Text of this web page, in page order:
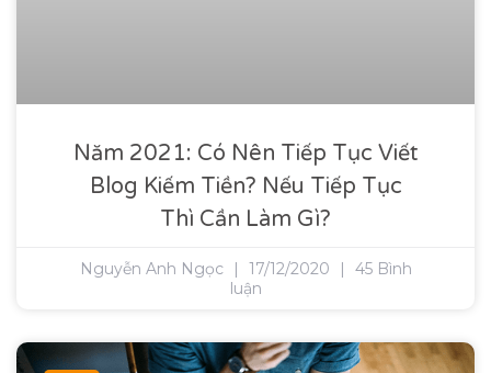
Năm 2021: Có Nên Tiếp Tục Viết
Blog Kiếm Tiền? Nếu Tiếp Tục
Thì Cần Làm Gì?
Nguyễn Anh Ngọc 17/12/2020
45 Bình
luận